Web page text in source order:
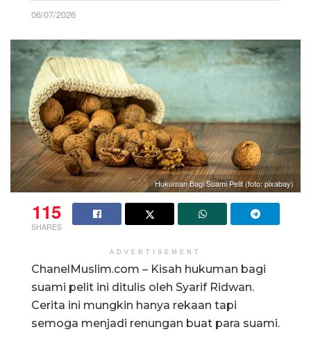
06/07/2026
Hukuman Bagi Suami Pelit (foto: pixabay)
115
SHARES
ADVERTISEMENT
ChanelMuslim.com – Kisah hukuman bagi
suami pelit ini ditulis oleh Syarif Ridwan.
Cerita ini mungkin hanya rekaan tapi
semoga menjadi renungan buat para suami.